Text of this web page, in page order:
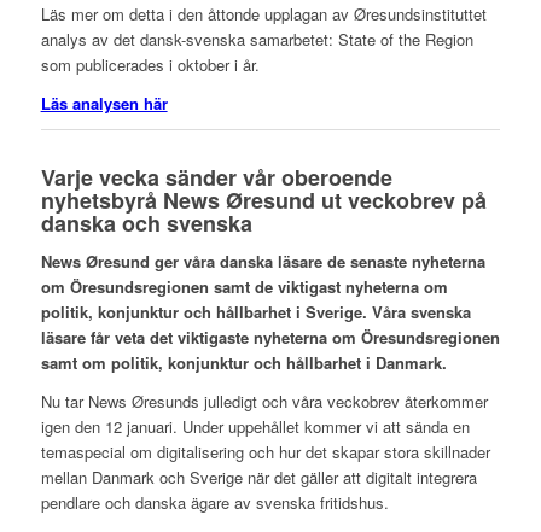
Läs mer om detta i den åttonde upplagan av Øresundsinstituttet
analys av det dansk-svenska samarbetet: State of the Region
som publicerades i oktober i år.
Läs analysen här
Varje vecka sänder vår oberoende
nyhetsbyrå News Øresund ut veckobrev på
danska och svenska
News Øresund ger våra danska läsare de senaste nyheterna
om Öresundsregionen samt de viktigast nyheterna om
politik, konjunktur och hållbarhet i Sverige. Våra svenska
läsare får veta det viktigaste nyheterna om Öresundsregionen
samt om politik, konjunktur och hållbarhet i Danmark.
Nu tar News Øresunds julledigt och våra veckobrev återkommer
igen den 12 januari. Under uppehållet kommer vi att sända en
temaspecial om digitalisering och hur det skapar stora skillnader
mellan Danmark och Sverige när det gäller att digitalt integrera
pendlare och danska ägare av svenska fritidshus.